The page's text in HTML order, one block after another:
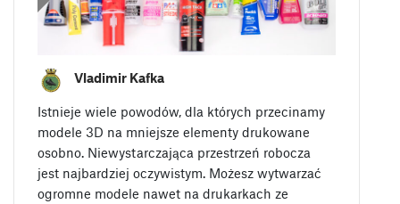
Vladimir Kafka
Istnieje wiele powodów, dla których przecinamy
modele 3D na mniejsze elementy drukowane
osobno. Niewystarczająca przestrzeń robocza
jest najbardziej oczywistym. Możesz wytwarzać
ogromne modele nawet na drukarkach ze